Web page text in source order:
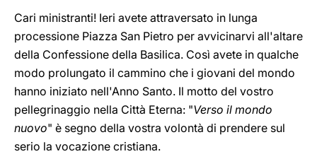
Cari ministranti! Ieri avete attraversato in lunga
processione Piazza San Pietro per avvicinarvi all'altare
della Confessione della Basilica. Così avete in qualche
modo prolungato il cammino che i giovani del mondo
hanno iniziato nell'Anno Santo. Il motto del vostro
pellegrinaggio nella Città Eterna: "Verso il mondo
nuovo" è segno della vostra volontà di prendere sul
serio la vocazione cristiana.